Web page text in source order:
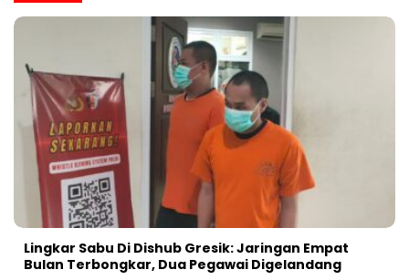
Lingkar Sabu Di Dishub Gresik: Jaringan Empat
Bulan Terbongkar, Dua Pegawai Digelandang